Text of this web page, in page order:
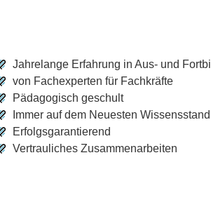
Jahrelange Erfahrung in Aus- und
von Fachexperten für Fachkräfte
Pädagogisch geschult
Immer auf dem Neuesten Wissensstand
Erfolgsgarantierend
Vertrauliches Zusammenarbeiten